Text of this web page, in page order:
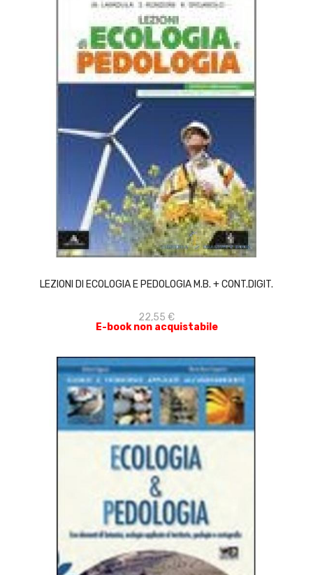
LEZIONI DI ECOLOGIA E PEDOLOGIA M.B. + CONT.DIGIT.
22,55 €
E-book non acquistabile
ACQUISTA